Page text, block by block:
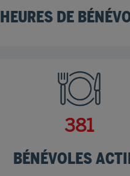
HEURES DE
473
BÉNÉVOLES